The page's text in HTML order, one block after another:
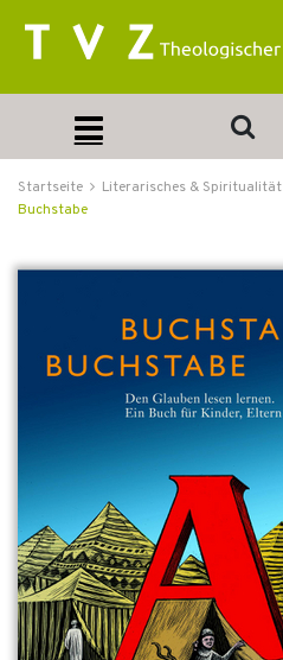
Startseite Literarisches & Spiritualität
Buchstabe